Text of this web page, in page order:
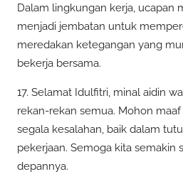
Dalam lingkungan kerja, ucapan
menjadi jembatan untuk
meredakan ketegangan yang
bekerja bersama.
17. Selamat Idulfitri, minal aidin
rekan-rekan semua. Mohon
segala kesalahan, baik dalam
pekerjaan. Semoga kita semakin
depannya.